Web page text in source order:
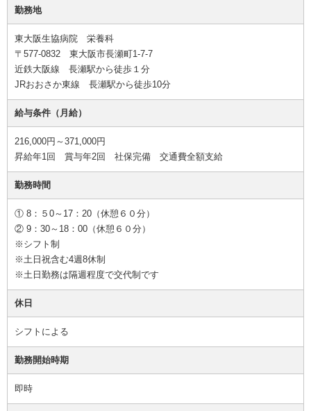
勤務地
東大阪生協病院 栄養科
〒577-0832 東大阪市長瀬町1-7-7
近鉄大阪線 長瀬駅から徒歩１分
JRおおさか東線 長瀬駅から徒歩10分
給与条件（月給）
216,000円～371,000円
昇給年1回 賞与年2回 社保完備 交通費全額支給
勤務時間
① 8：５0～17：20（休憩６０分）
② 9：30～18：00（休憩６０分）
※シフト制
※土日祝含む4週8休制
※土日勤務は隔週程度で交代制です
休日
シフトによる
勤務開始時期
即時